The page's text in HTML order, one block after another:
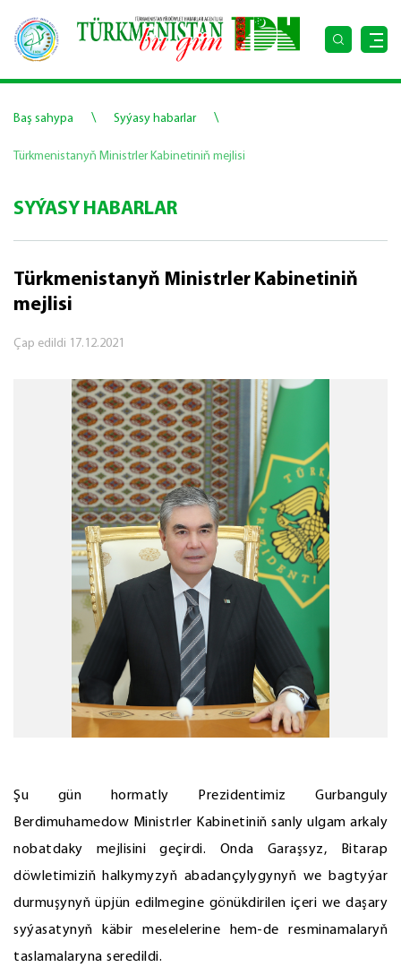
Baş sahypa \ Syýasy habarlar \
Türkmenistanyň Ministrler Kabinetiniň mejlisi
SYÝASY HABARLAR
Türkmenistanyň Ministrler Kabinetiniň
mejlisi
Çap edildi 17.12.2021
Şu gün hormatly Prezidentimiz Gurbanguly
Berdimuhamedow Ministrler Kabinetiniň sanly ulgam arkaly
nobatdaky mejlisini geçirdi. Onda Garaşsyz, Bitarap
döwletimiziň halkymyzyň abadançylygynyň we bagtyýar
durmuşynyň üpjün edilmegine gönükdirilen içeri we daşary
syýasatynyň käbir meselelerine hem-de resminamalaryň
taslamalaryna seredildi.